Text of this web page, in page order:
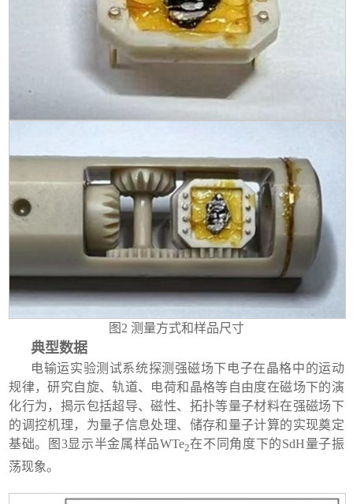
图 2 测量方式和样品尺寸
典型数据
电输运实验测试系统探测强磁场下电子在晶格中的运动
规律，研究自旋、轨道、电荷和晶格等自由度在磁场下的演
化行为，揭示包括超导、磁性、拓扑等量子材料在强磁场下
的调控机理，为量子信息处理、储存和量子计算的实现奠定
基础。图 3显示半金属样品WTe2在不同角度下的SdH量子振
荡现象。